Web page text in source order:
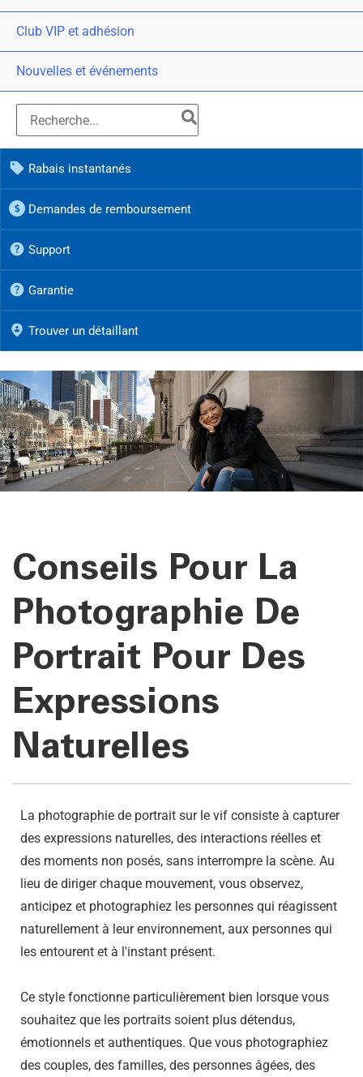
Club VIP et adhésion
Nouvelles et événements
Rabais instantanés
Demandes de remboursement
Support
Garantie
Trouver un détaillant
Conseils Pour La
Photographie De
Portrait Pour Des
Expressions
Naturelles
La photographie de portrait sur le vif consiste à capturer
des expressions naturelles, des interactions réelles et
des moments non posés, sans interrompre la scène. Au
lieu de diriger chaque mouvement, vous observez,
anticipez et photographiez les personnes qui réagissent
naturellement à leur environnement, aux personnes qui
les entourent et à l'instant présent.
Ce style fonctionne particulièrement bien lorsque vous
souhaitez que les portraits soient plus détendus,
émotionnels et authentiques. Que vous photographiez
des couples, des familles, des personnes âgées, des